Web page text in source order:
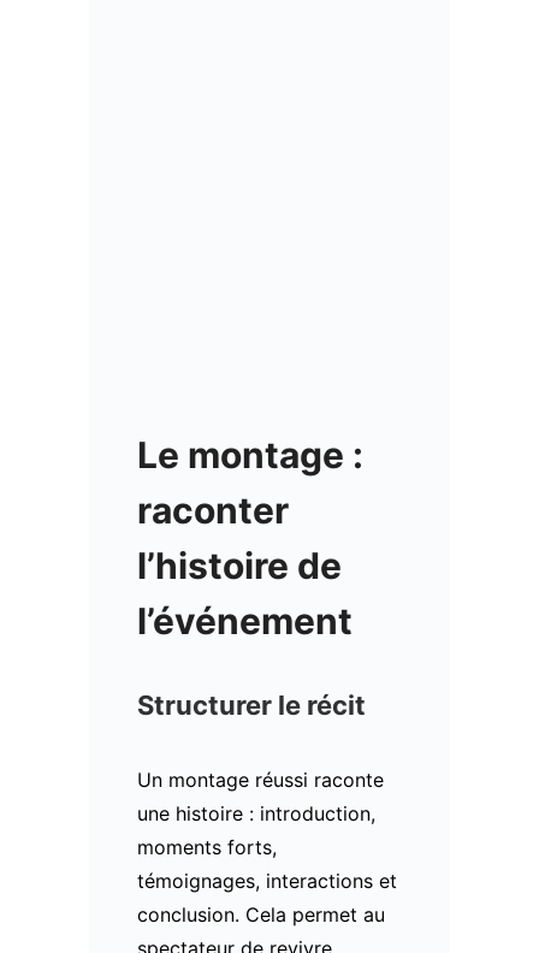
Le montage :
raconter
l’histoire de
l’événement
Structurer le récit
Un montage réussi raconte
une histoire : introduction,
moments forts,
témoignages, interactions et
conclusion. Cela permet au